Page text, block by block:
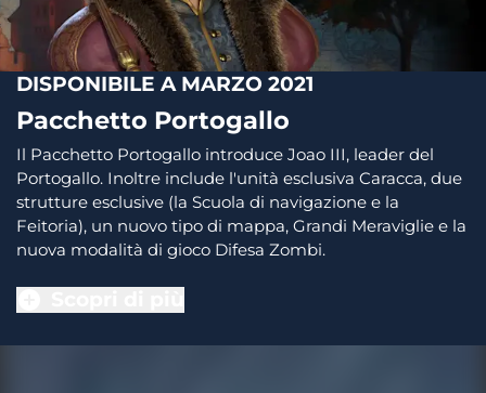
DISPONIBILE A MARZO 2021
Pacchetto Portogallo
Il Pacchetto Portogallo introduce Joao III, leader del
Portogallo. Inoltre include l'unità esclusiva Caracca, due
strutture esclusive (la Scuola di navigazione e la
Feitoria), un nuovo tipo di mappa, Grandi Meraviglie e la
nuova modalità di gioco Difesa Zombi.